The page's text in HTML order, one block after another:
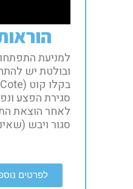
למניעת
ובולטת יש
סגירת הפצע
לאחר הוצאת
סגור ויבש
לפרטים